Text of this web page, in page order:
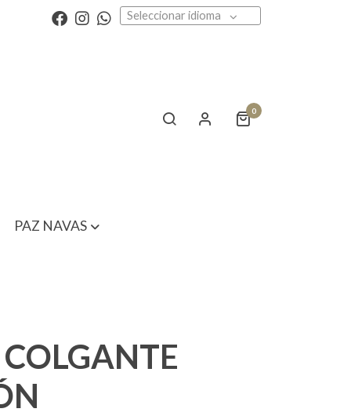
Seleccionar idioma
0
PAZ NAVAS